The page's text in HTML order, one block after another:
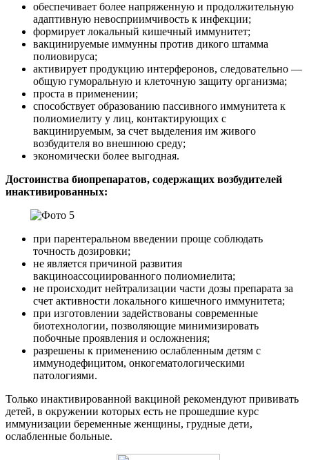
обеспечивает более напряженную и продолжительную
адаптивную невосприимчивость к инфекции;
формирует локальный кишечный иммунитет;
вакцинируемые иммунны против дикого штамма
полиовируса;
активирует продукцию интерферонов, следовательно —
общую гуморальную и клеточную защиту организма;
проста в применении;
способствует образованию пассивного иммунитета к
полиомиелиту у лиц, контактирующих с
вакцинируемым, за счет выделения им живого
возбудителя во внешнюю среду;
экономически более выгодная.
Достоинства биопрепаратов, содержащих возбудителей
инактивированных:
при парентеральном введении проще соблюдать
точность дозировки;
не является причиной развития
вакциноассоциированного полиомиелита;
не происходит нейтрализации части дозы препарата за
счет активности локального кишечного иммунитета;
при изготовлении задействованы современные
биотехнологии, позволяющие минимизировать
побочные проявления и осложнения;
разрешены к применению ослабленным детям с
иммунодефицитом, онкогематологическими
патологиями.
Только инактивированной вакциной рекомендуют прививать
детей, в окружении которых есть не прошедшие курс
иммунизации беременные женщины, грудные дети,
ослабленные больные.